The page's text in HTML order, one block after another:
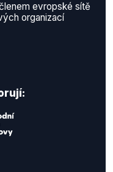
evropské sítě
organizací